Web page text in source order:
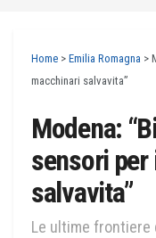
Home > Emilia Romagna >
macchinari salvavita”
Modena:
sensori
salvavita”
Le ultime frontiere